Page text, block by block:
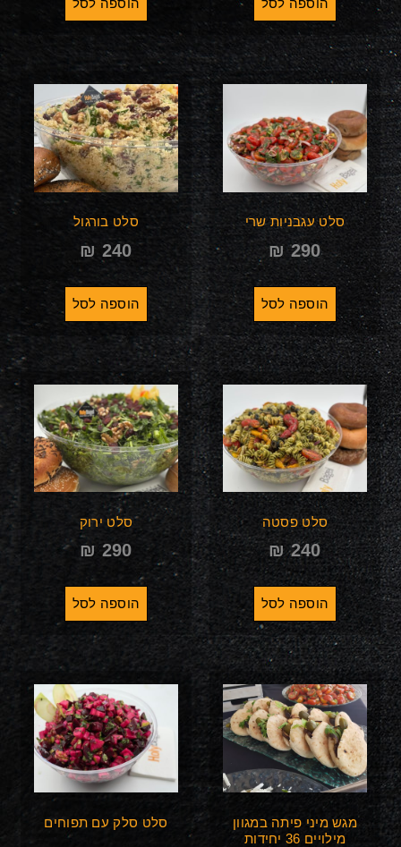
סלט עגבניות שרי
₪290
הוספה לסל
סלט בורגול
₪ 240
הוספה לסל
סלט פסטה
₪240
הוספה לסל
סלט ירוק
₪290
הוספה לסל
מגש מיני פיתה במגוון
מילויים 36 יחידות
סלט סלק עם תפוחים